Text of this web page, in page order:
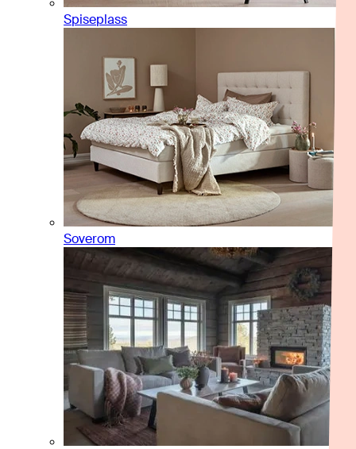
Spiseplass
Soverom